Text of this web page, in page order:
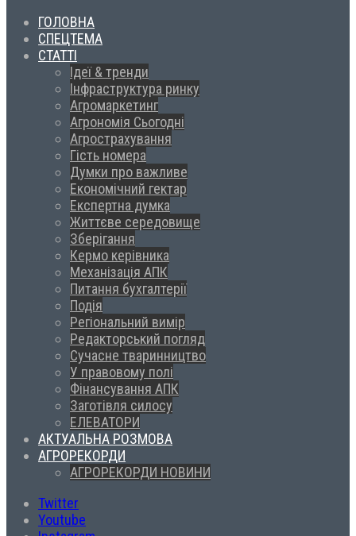
ГОЛОВНА
СПЕЦТЕМА
СТАТТІ
Ідеї & тренди
Інфраструктура ринку
Агромаркетинг
Агрономія Сьогодні
Агрострахування
Гість номера
Думки про важливе
Економічний гектар
Експертна думка
Життєве середовище
Зберігання
Кермо керівника
Механізація АПК
Питання бухгалтерії
Подія
Регіональний вимір
Редакторський погляд
Сучасне тваринництво
У правовому полі
Фінансування АПК
Заготівля силосу
ЕЛЕВАТОРИ
АКТУАЛЬНА РОЗМОВА
АГРОРЕКОРДИ
АГРОРЕКОРДИ НОВИНИ
Twitter
Youtube